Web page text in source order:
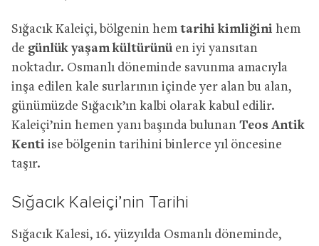
Sığacık Kaleiçi, bölgenin hem tarihi kimliğini hem
de günlük yaşam kültürünüen iyi yansıtan
noktadır. Osmanlı döneminde savunma amacıyla
inşa edilen kale surlarının içinde yer alan bu alan,
günümüzde Sığacık’ın kalbi olarak kabul edilir.
Kaleiçi’nin hemen yanı başında bulunan Teos Antik
Kenti ise bölgenin tarihini binlerce yıl öncesine
taşır.
Sığacık Kaleiçi’nin Tarihi
Sığacık Kalesi, 16. yüzyılda Osmanlı döneminde,